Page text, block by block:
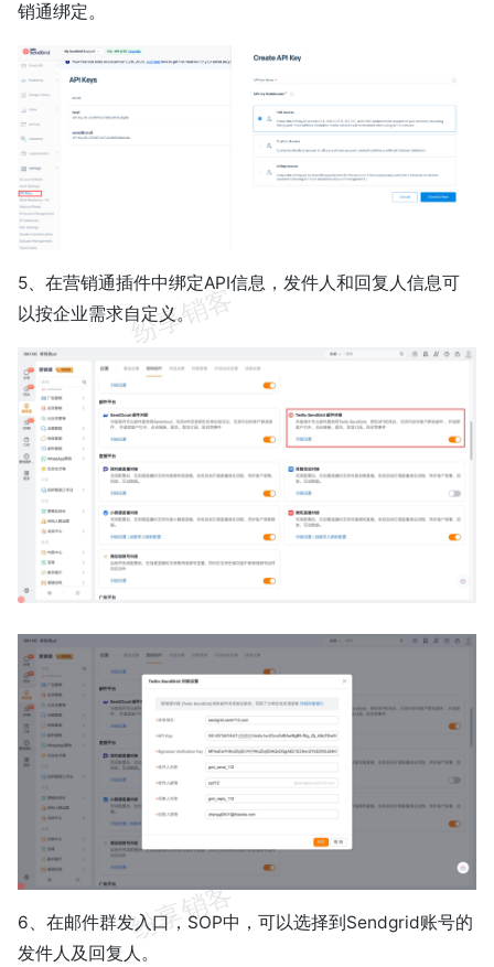
销通绑定。
5、在营销通插件中绑定API信息，发件人和回复人信息可
以按企业需求自定义。
6、在邮件群发入口，SOP中，可以选择到Sendgrid账号的
发件人及回复人。